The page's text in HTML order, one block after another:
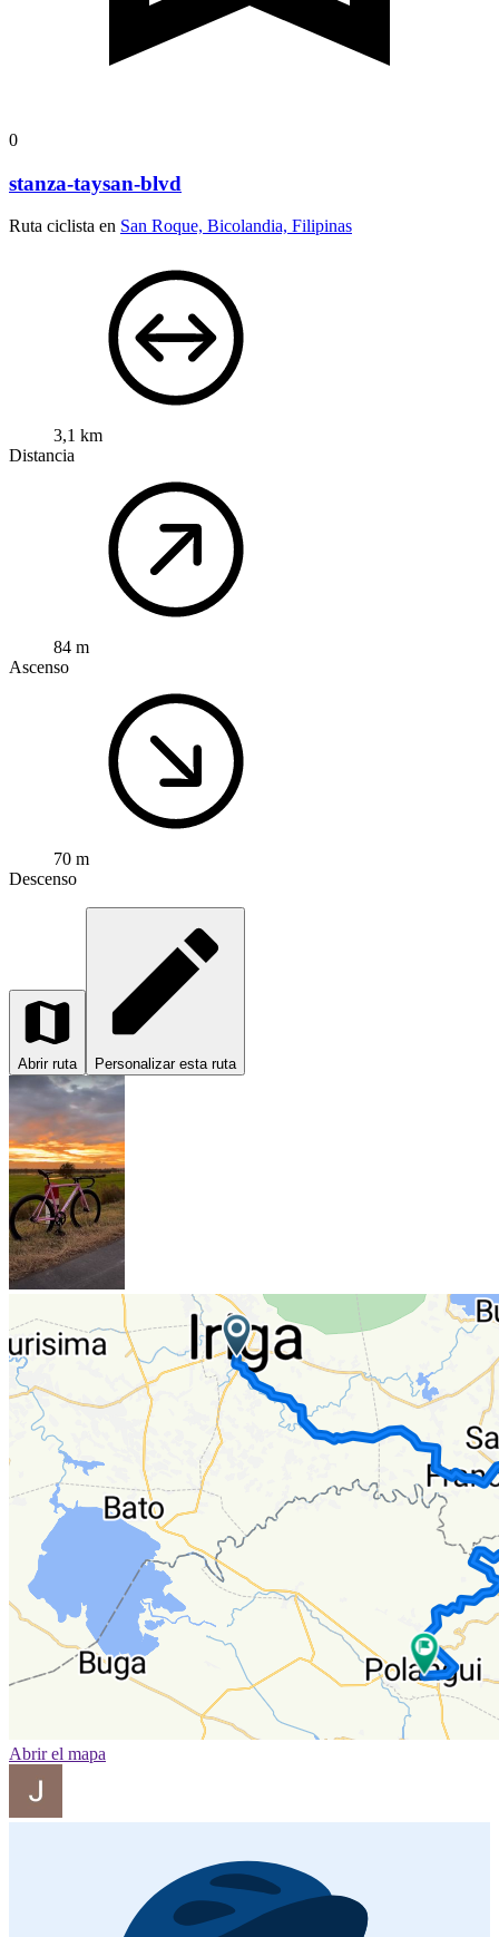
0
stanza-taysan-blvd
Ruta ciclista en San Roque, Bicolandia, Filipinas
3,1 km
Distancia
84 m
Ascenso
70 m
Descenso
Abrir ruta Personalizar esta ruta
Abrir el mapa